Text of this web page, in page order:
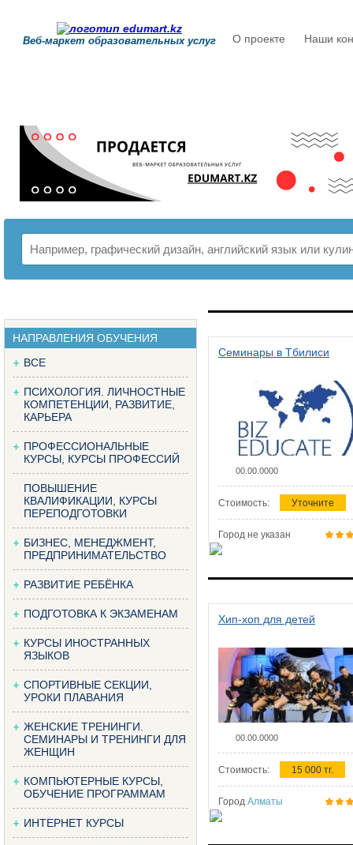
Веб-маркет образовательных услуг О проекте Наши
НАПРАВЛЕНИЯ ОБУЧЕНИЯ
ВСЕ
ПСИХОЛОГИЯ. ЛИЧНОСТНЫЕ
КОМПЕТЕНЦИИ, РАЗВИТИЕ,
КАРЬЕРА
ПРОФЕССИОНАЛЬНЫЕ
КУРСЫ, КУРСЫ ПРОФЕССИЙ
ПОВЫШЕНИЕ
КВАЛИФИКАЦИИ, КУРСЫ
ПЕРЕПОДГОТОВКИ
БИЗНЕС, МЕНЕДЖМЕНТ,
ПРЕДПРИНИМАТЕЛЬСТВО
РАЗВИТИЕ РЕБЁНКА
ПОДГОТОВКА К ЭКЗАМЕНАМ
КУРСЫ ИНОСТРАННЫХ
ЯЗЫКОВ
СПОРТИВНЫЕ СЕКЦИИ,
УРОКИ ПЛАВАНИЯ
ЖЕНСКИЕ ТРЕНИНГИ.
СЕМИНАРЫ И ТРЕНИНГИ ДЛЯ
ЖЕНЩИН
КОМПЬЮТЕРНЫЕ КУРСЫ,
ОБУЧЕНИЕ ПРОГРАММАМ
ИНТЕРНЕТ КУРСЫ
Семинары в Тбилиси
00.00.0000
Стоимость: Уточните
Город не указан
Хип-хоп для детей
00.00.0000
Стоимость: 15 000 тг.
Город Алматы